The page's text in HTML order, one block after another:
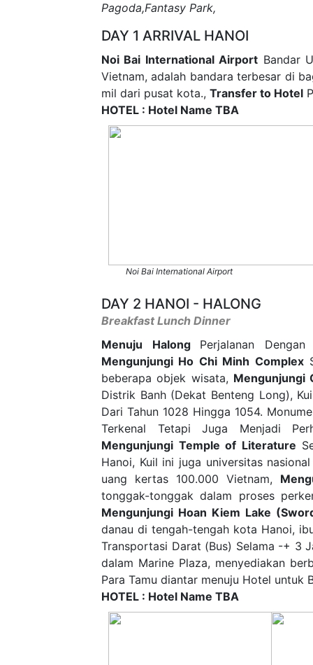
Pagoda,Fantasy Park,
DAY 1 ARRIVAL HANOI
Noi Bai International Airport Bandar
Vietnam, adalah bandara terbesar di
mil dari pusat kota., Transfer to Hotel
HOTEL : Hotel Name TBA
Noi Bai International Airport
DAY 2 HANOI - HALONG
Breakfast Lunch Dinner
Menuju Halong Perjalanan
Mengunjungi Ho Chi Minh Complex
beberapa objek wisata, Mengunjungi
Distrik Banh (Dekat Benteng Long),
Dari Tahun 1028 Hingga 1054.
Terkenal Tetapi Juga Menjadi
Mengunjungi Temple of Literature
Hanoi, Kuil ini juga universitas
uang kertas 100.000 Vietnam,
tonggak-tonggak dalam proses
Mengunjungi Hoan Kiem Lake
danau di tengah-tengah kota Hanoi,
Transportasi Darat (Bus) Selama -+ 3
dalam Marine Plaza, menyediakan
Para Tamu diantar menuju Hotel untuk
HOTEL : Hotel Name TBA